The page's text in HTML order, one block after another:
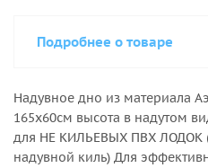
Подробнее о товаре
Надувное дно из материала
165х60см высота в надутом
для НЕ КИЛЬЕВЫХ ПВХ ЛОДОК
надувной киль) Для